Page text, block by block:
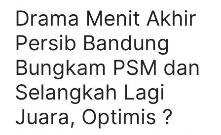
Drama Menit Akhir
Persib Bandung
Bungkam PSM dan
Selangkah Lagi
Juara, Optimis ?